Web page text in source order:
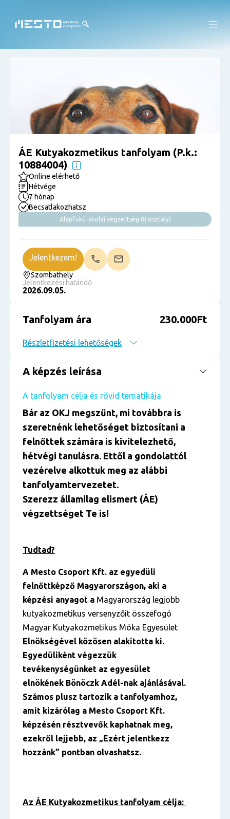
ÁE Kutyakozmetikus tanfolyam (P.k.:
10884004)
Online elérhető
Hétvége
7 hónap
Becsatlakozhatsz
Alapfokú iskolai végzettség (8 osztály)
Szombathely
Jelentkezési határidő
2026.09.05.
Jelentkezem!
Tanfolyam ára 230.000Ft
Részletfizetési lehetőségek
A képzés leírása
A tanfolyam célja és rövid tematikája
Bár az OKJ megszűnt, mi továbbra is
szeretnénk lehetőséget biztosítani a
felnőttek számára is kivitelezhető,
hétvégi tanulásra. Ettől a gondolattól
vezérelve alkottuk meg az alábbi
tanfolyamtervezetet.
Szerezz államilag elismert (ÁE)
végzettséget Te is!
Tudtad?
A Mesto Csoport Kft. az egyedüli
felnőttképző Magyarországon, aki a
képzési anyagot a Magyarország legjobb
kutyakozmetikus versenyzőit összefogó
Magyar Kutyakozmetikus Móka Egyesület
Elnökségével közösen alakította ki.
Egyedüliként végezzük
tevékenységünket az egyesület
elnökének Bönöczk Adél-nak ajánlásával.
Számos plusz tartozik a tanfolyamhoz,
amit kizárólag a Mesto Csoport Kft.
képzésén résztvevők kaphatnak meg,
ezekről lejjebb, az „Ezért jelentkezz
hozzánk” pontban olvashatsz.
Az ÁE Kutyakozmetikus tanfolyam célja: